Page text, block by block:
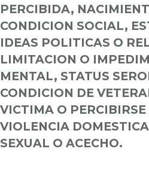
PERCIBIDA,
CONDICION SOCIAL,
IDEAS POLITICAS O
LIMITACION O
MENTAL, STATUS
CONDICION DE
VICTIMA O
VIOLENCIA
SEXUAL O ACECHO.